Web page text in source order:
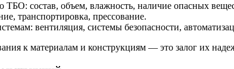
ТБО: состав, объем, влажность, наличие опасных
транспортировка, прессование.
вентиляция, системы безопасности,
к материалам и конструкциям — это залог их